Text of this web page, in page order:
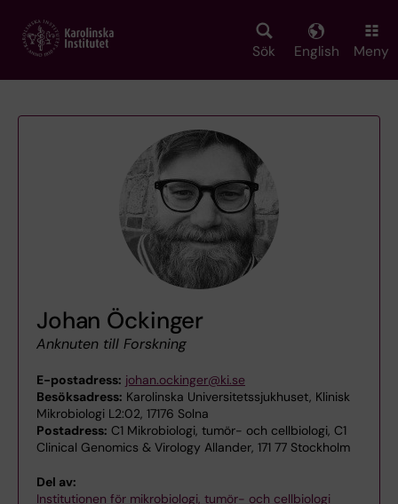
main
Sök English Meny
Johan Öckinger
Anknuten till Forskning
E-postadress: johan.ockinger@ki.se
Besöksadress: Karolinska Universitetssjukhuset, Klinisk
Mikrobiologi L2:02, 17176 Solna
Postadress: C1 Mikrobiologi, tumör- och cellbiologi, C1
Clinical Genomics & Virology Allander, 171 77 Stockholm
Del av:
Institutionen för mikrobiologi, tumör- och cellbiologi